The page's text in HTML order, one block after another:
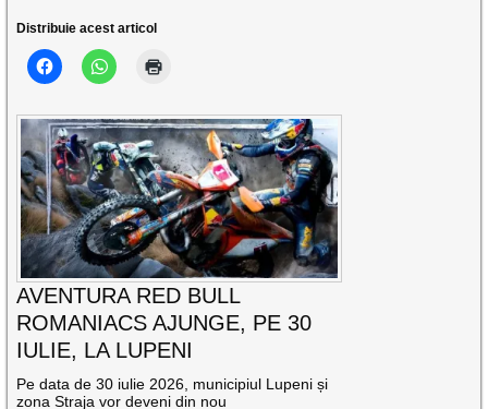
Distribuie acest articol
AVENTURA RED BULL
ROMANIACS AJUNGE, PE 30
IULIE, LA LUPENI
Pe data de 30 iulie 2026, municipiul Lupeni și
zona Straja vor deveni din nou